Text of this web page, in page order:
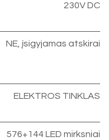
230V DC
NE, įsigyjamas atskirai
ELEKTROS TINKLAS
576+144 LED mirksniai